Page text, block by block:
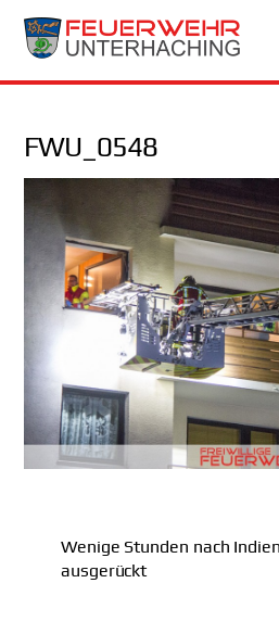
Skip
FWU_0548
Wenige Stunden nach
ausgerückt